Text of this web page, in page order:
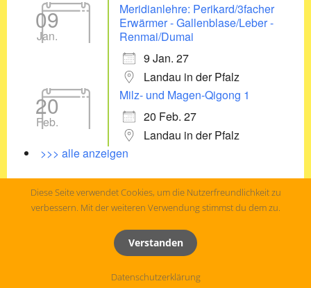
09
Jan.
Meridianlehre: Perikard/3facher
Erwärmer - Gallenblase/Leber -
Renmai/Dumai
9 Jan. 27
Landau in der Pfalz
20
Feb.
Milz- und Magen-Qigong 1
20 Feb. 27
Landau in der Pfalz
>>> alle anzeigen
Qigong-Ausbildung Landau
Diese Seite verwendet Cookies, um die Nutzerfreundlichkeit zu
verbessern. Mit der weiteren Verwendung stimmst du dem zu.
Verstanden
Datenschutzerklärung